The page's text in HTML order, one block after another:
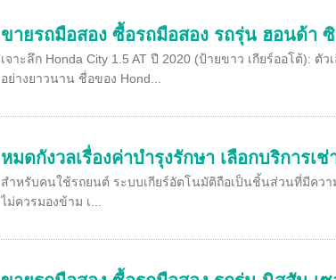
ขายรถมือสอง ซื้อรถมือสอง รถรุ่น ฮอนด้า
เจาะลึก Honda City 1.5 AT ปี 2020 (ป้ายขาว เกียร์ออโต้):
อย่างยาวนาน ชื่อของ Hond...
หมดกังวลเรื่องค่าบำรุงรักษา เลือกบริการเช่
สำหรับคนใช้รถยนต์ ระบบเกียร์อัตโนมัติถือเป็นชิ้นส่วนที่มีคว
ไม่ควรมองข้าม เ...